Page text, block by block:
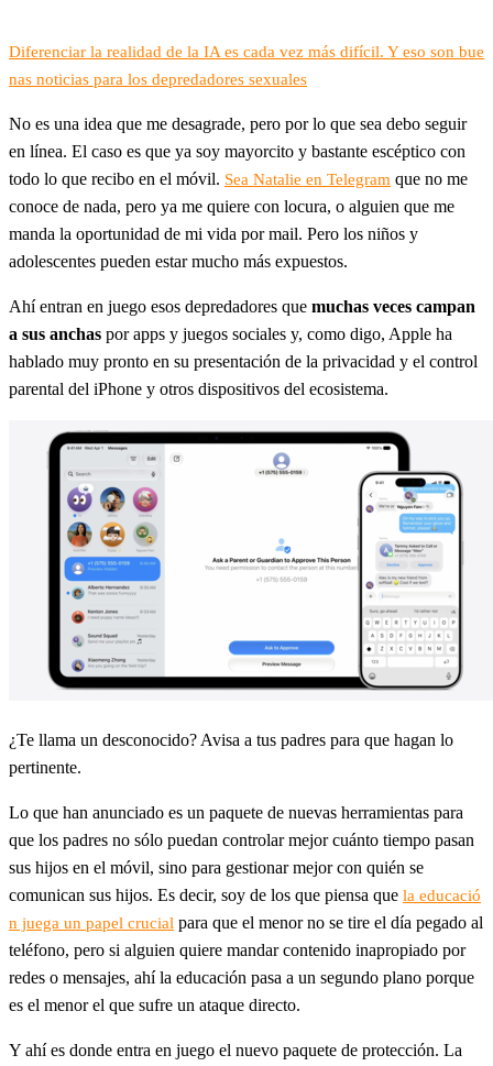
Diferenciar la realidad de la IA es cada vez más difícil. Y eso son bue
nas noticias para los depredadores sexuales
No es una idea que me desagrade, pero por lo que sea debo seguir
en línea. El caso es que ya soy mayorcito y bastante escéptico con
todo lo que recibo en el móvil. Sea Natalie en Telegram que no me
conoce de nada, pero ya me quiere con locura, o alguien que me
manda la oportunidad de mi vida por mail. Pero los niños y
adolescentes pueden estar mucho más expuestos.
Ahí entran en juego esos depredadores que muchas veces campan
a sus anchas por apps y juegos sociales y, como digo, Apple ha
hablado muy pronto en su presentación de la privacidad y el control
parental del iPhone y otros dispositivos del ecosistema.
¿Te llama un desconocido? Avisa a tus padres para que hagan lo
pertinente.
Lo que han anunciado es un paquete de nuevas herramientas para
que los padres no sólo puedan controlar mejor cuánto tiempo pasan
sus hijos en el móvil, sino para gestionar mejor con quién se
comunican sus hijos. Es decir, soy de los que piensa que la educació
n juega un papel crucial para que el menor no se tire el día pegado al
teléfono, pero si alguien quiere mandar contenido inapropiado por
redes o mensajes, ahí la educación pasa a un segundo plano porque
es el menor el que sufre un ataque directo.
Y ahí es donde entra en juego el nuevo paquete de protección. La